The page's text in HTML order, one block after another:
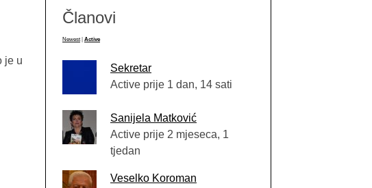
je u
Članovi
Newest Active
Sekretar
Active prije 1 dan, 14 sati
Sanijela Matković
Active prije 2 mjeseca, 1
tjedan
Veselko Koroman